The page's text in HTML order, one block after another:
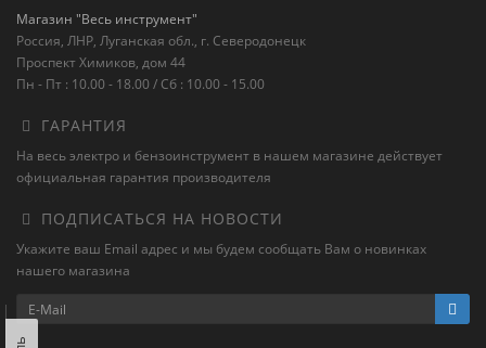
Магазин "Весь инструмент"
Россия, ЛНР, Луганская обл., г. Северодонецк
Проспект Химиков, дом 44
Пн - Пт : 10.00 - 18.00 / Сб : 10.00 - 15.00
ГАРАНТИЯ
На весь электро и бензоинструмент в нашем магазине действует
официальная гарантия производителя
ПОДПИСАТЬСЯ НА НОВОСТИ
Укажите ваш Email адрес и мы будем сообщать Вам о новинках
нашего магазина